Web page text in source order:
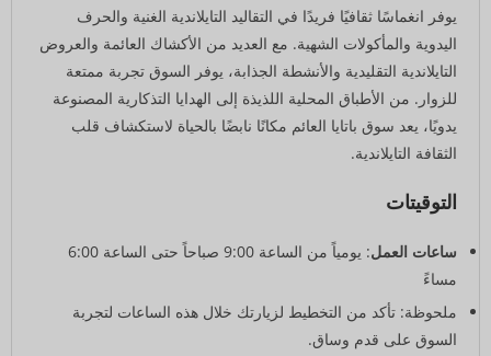
يوفر انغماسًا ثقافيًا فريدًا في التقاليد التايلاندية الغنية والحرف
اليدوية والمأكولات الشهية. مع العديد من الأكشاك العائمة والعروض
التايلاندية التقليدية والأنشطة الجذابة، يوفر السوق تجربة ممتعة
للزوار. من الأطباق المحلية اللذيذة إلى الهدايا التذكارية المصنوعة
يدويًا، يعد سوق باتايا العائم مكانًا نابضًا بالحياة لاستكشاف قلب
الثقافة التايلاندية.
التوقيتات
ساعات العمل
: يومياً من الساعة 9:00 صباحاً حتى الساعة 6:00
مساءً
ملحوظة: تأكد من التخطيط لزيارتك خلال هذه الساعات لتجربة
السوق على قدم وساق.